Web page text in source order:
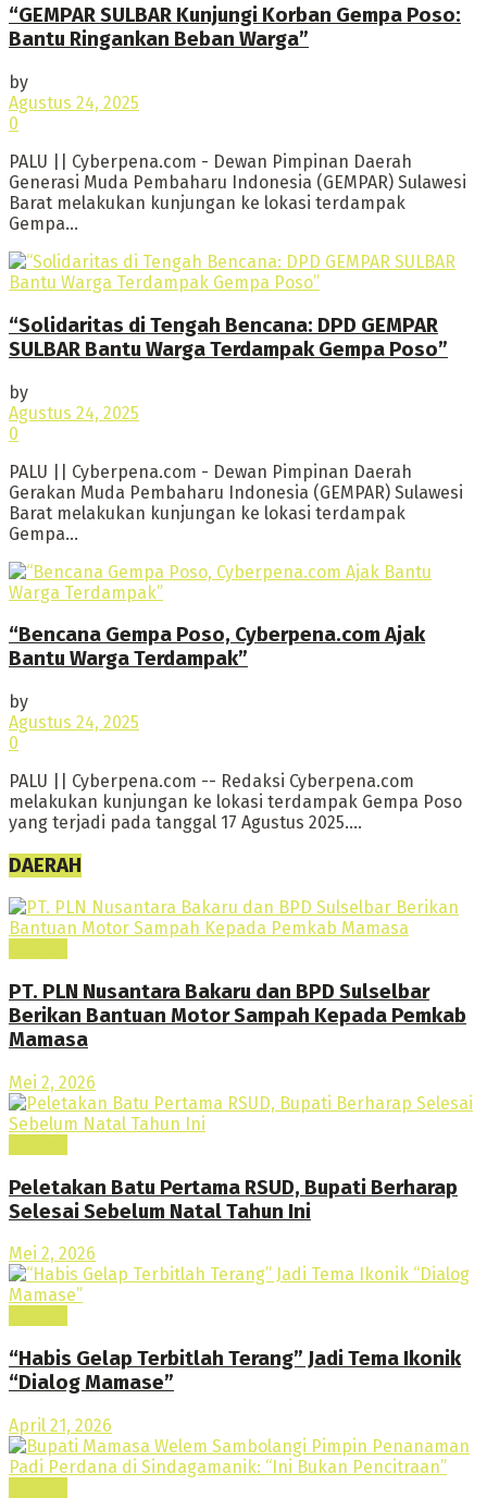
“GEMPAR SULBAR Kunjungi Korban Gempa Poso:
Bantu Ringankan Beban Warga”
by
Agustus 24, 2025
0
PALU || Cyberpena.com - Dewan Pimpinan Daerah
Generasi Muda Pembaharu Indonesia (GEMPAR) Sulawesi
Barat melakukan kunjungan ke lokasi terdampak
Gempa...
“Solidaritas di Tengah Bencana: DPD GEMPAR
SULBAR Bantu Warga Terdampak Gempa Poso”
by
Agustus 24, 2025
0
PALU || Cyberpena.com - Dewan Pimpinan Daerah
Gerakan Muda Pembaharu Indonesia (GEMPAR) Sulawesi
Barat melakukan kunjungan ke lokasi terdampak
Gempa...
“Bencana Gempa Poso, Cyberpena.com Ajak
Bantu Warga Terdampak”
by
Agustus 24, 2025
0
PALU || Cyberpena.com -- Redaksi Cyberpena.com
melakukan kunjungan ke lokasi terdampak Gempa Poso
yang terjadi pada tanggal 17 Agustus 2025....
DAERAH
PT. PLN Nusantara Bakaru dan BPD Sulselbar
Berikan Bantuan Motor Sampah Kepada Pemkab
Mamasa
Mei 2, 2026
Peletakan Batu Pertama RSUD, Bupati Berharap
Selesai Sebelum Natal Tahun Ini
Mei 2, 2026
“Habis Gelap Terbitlah Terang” Jadi Tema Ikonik
“Dialog Mamase”
April 21, 2026